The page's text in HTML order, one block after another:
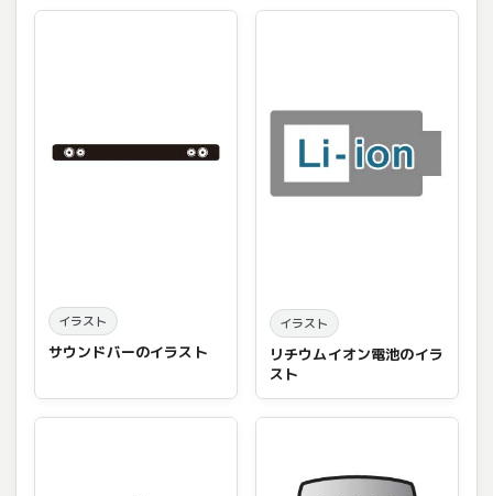
イラスト
サウンドバーのイラスト
イラスト
リチウムイオン電池のイラ
スト